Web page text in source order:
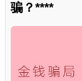
骗？****